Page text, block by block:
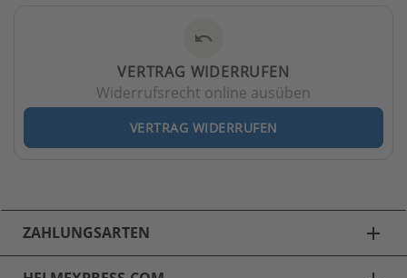
undo
VERTRAG WIDERRUFEN
Widerrufsrecht online ausüben
VERTRAG WIDERRUFEN
ZAHLUNGSARTEN add